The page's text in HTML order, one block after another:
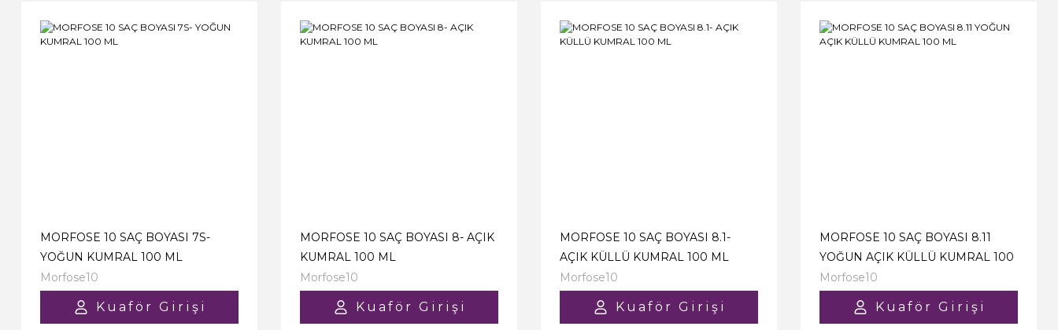
MORFOSE 10 SAÇ BOYASI 7S-
YOĞUN KUMRAL 100 ML
Morfose10
Kuaför Girişi
MORFOSE 10 SAÇ BOYASI 8- AÇIK
KUMRAL 100 ML
Morfose10
Kuaför Girişi
MORFOSE 10 SAÇ BOYASI 8.1-
AÇIK KÜLLÜ KUMRAL 100 ML
Morfose10
Kuaför Girişi
MORFOSE 10 SAÇ BOYASI 8.11
YOĞUN AÇIK KÜLLÜ KUMRAL 100
ML
Morfose10
Kuaför Girişi